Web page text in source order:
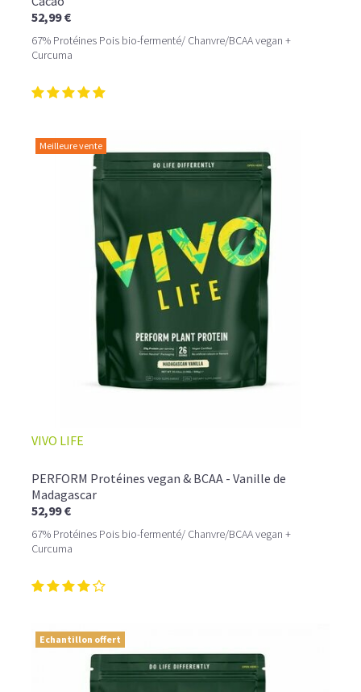
52,99 €
67% Protéines Pois bio-fermenté/ Chanvre/BCAA vegan +
Curcuma
Meilleure vente
VIVO LIFE
PERFORM Protéines vegan & BCAA - Vanille de
Madagascar
52,99 €
67% Protéines Pois bio-fermenté/ Chanvre/BCAA vegan +
Curcuma
Echantillon offert